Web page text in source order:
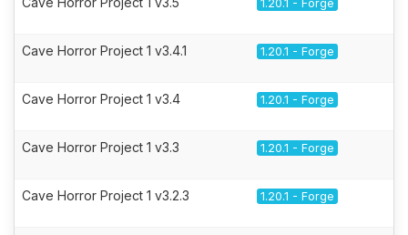
1.20.1 - Forge
Cave Horror Project 1 v3.4.1 1.20.1 - Forge
Cave Horror Project 1 v3.4 1.20.1 - Forge
Cave Horror Project 1 v3.3 1.20.1 - Forge
Cave Horror Project 1 v3.2.3 1.20.1 - Forge